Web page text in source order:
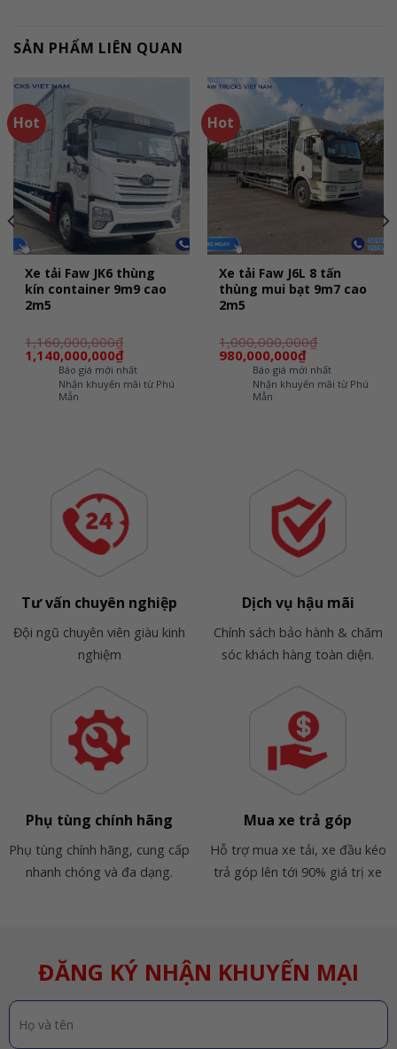
SẢN PHẨM LIÊN QUAN
Hot
Xe tải Faw JK6 thùng
kín container 9m9 cao
2m5
1,160,000,000₫
Giá
gốc
1,160,000,000₫.
1,140,000,000₫Giá
hiện
tại
là:
Báo giá mới nhất
Nhận khuyến mãi từ Phú
Mẫn
Hot
Xe tải Faw J6L 8 tấn
thùng mui bạt 9m7 cao
2m5
1,000,000,000₫
Giá
gốc
1,000,000,000₫.
980,000,000₫Giá
hiện
tại
là:
Báo giá mới nhất
Nhận khuyến mãi từ Phú
Mẫn
Tư vấn chuyên nghiệp
Đội ngũ chuyên viên giàu kinh
nghiệm
Dịch vụ hậu mãi
Chính sách bảo hành & chăm
sóc khách hàng toàn diện.
Phụ tùng chính hãng
Phụ tùng chính hãng, cung cấp
nhanh chóng và đa dạng.
Mua xe trả góp
Hỗ trợ mua xe tải, xe đầu kéo
trả góp lên tới 90% giá trị xe
ĐĂNG KÝ NHẬN KHUYẾN MẠI